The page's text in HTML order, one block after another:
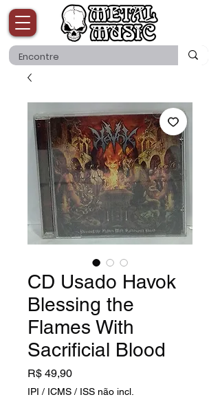
CD Usado Havok
Blessing the
Flames With
Sacrificial Blood
R$ 49,90Preço
IPI / ICMS / ISS não incl.